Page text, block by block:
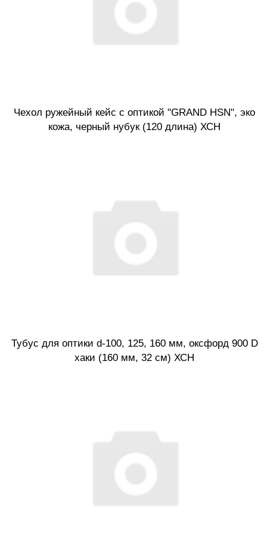
Чехол ружейный кейс с оптикой "GRAND HSN", эко
кожа, черный нубук (120 длина) ХСН
Тубус для оптики d-100, 125, 160 мм, оксфорд 900 D
хаки (160 мм, 32 см) ХСН